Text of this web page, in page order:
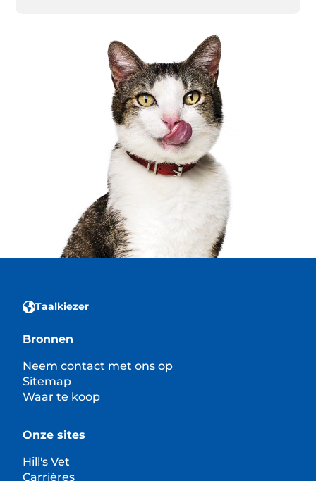
Taalkiezer
Bronnen
Neem contact met ons op
Sitemap
Waar te koop
Onze sites
Hill's Vet
Carrières